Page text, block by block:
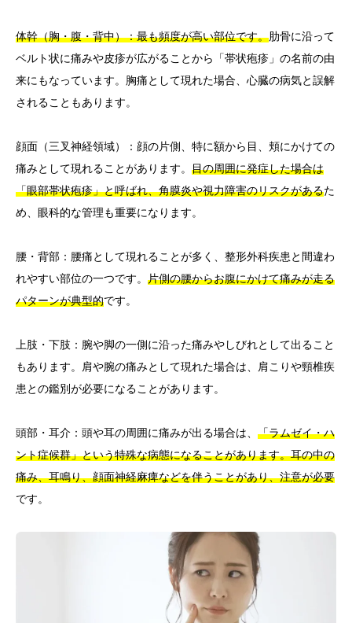
体幹（胸・腹・背中）：最も頻度が高い部位です。肋骨に沿って
ベルト状に痛みや皮疹が広がることから「帯状疱疹」の名前の由
来にもなっています。胸痛として現れた場合、心臓の病気と誤解
されることもあります。
顔面（三叉神経領域）：顔の片側、特に額から目、頬にかけての
痛みとして現れることがあります。 目の周囲に発症した場合は
「眼部帯状疱疹」と呼ばれ、角膜炎や視力障害のリスクがあるた
め、眼科的な管理も重要になります。
腰・背部：腰痛として現れることが多く、整形外科疾患と間違わ
れやすい部位の一つです。 片側の腰からお腹にかけて痛みが走る
パターンが典型的です。
上肢・下肢：腕や脚の一側に沿った痛みやしびれとして出ること
もあります。肩や腕の痛みとして現れた場合は、肩こりや頸椎疾
患との鑑別が必要になることがあります。
頭部・耳介：頭や耳の周囲に痛みが出る場合は、 「ラムゼイ・ハ
ント症候群」という特殊な病態になることがあります。耳の中の
痛み、耳鳴り、顔面神経麻痺などを伴うことがあり、注意が必要
です。